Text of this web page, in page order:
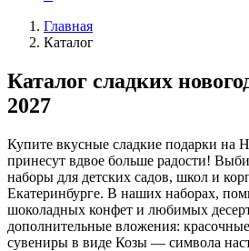
Главная
Каталог
Каталог сладких
2027
Купите вкусные сладкие подарки на
принесут вдвое больше радости!
наборы для детских садов, школ и
Екатеринбурге. В наших наборах,
шоколадных конфет и любимых
дополнительные вложения:
сувениры в виде Козы — символа